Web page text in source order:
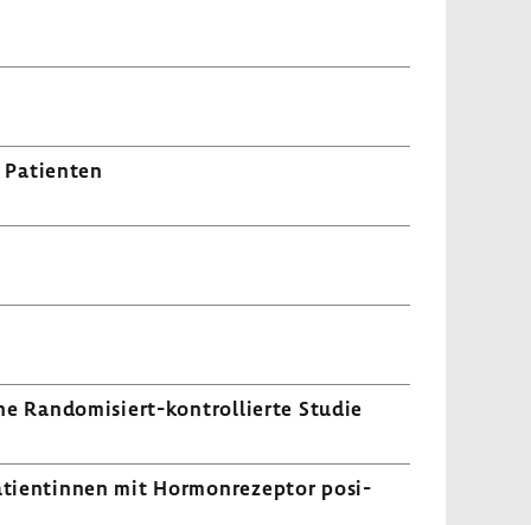
Randomisiert-​kontrollierte Studie
mit Hormon­re­zeptor posi­